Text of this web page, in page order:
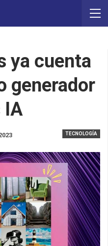
ya cuenta
generador
IA
TECNOLOGÍA